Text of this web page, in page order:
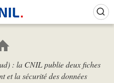
c
i
l
: la CNIL publie deux fiches
et la sécurité des données
(témoins de connexion)